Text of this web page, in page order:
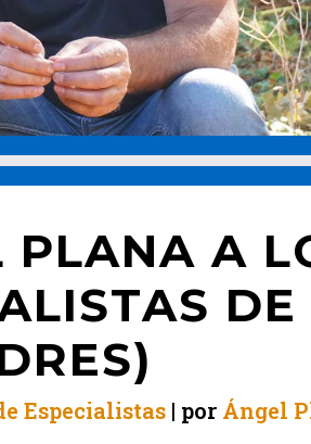
PLANA A
DE
Especialistas por Ángel